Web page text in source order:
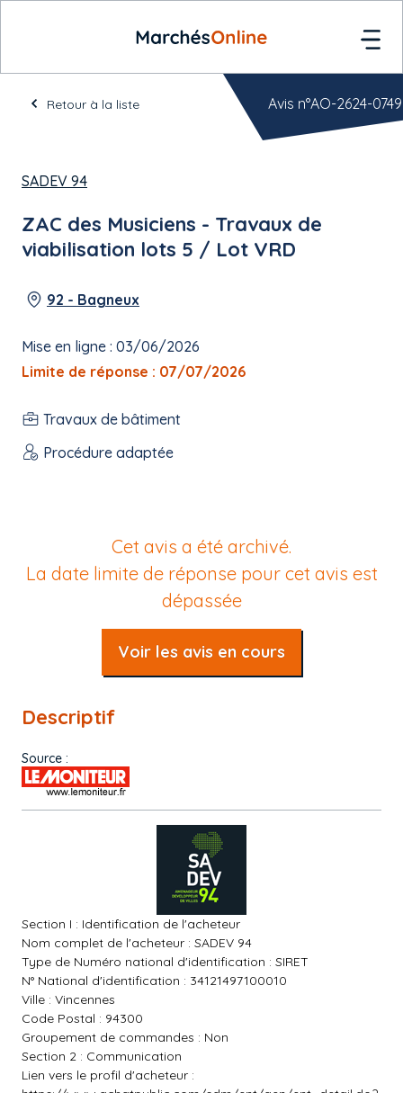
Retour à la liste
SADEV 94
ZAC des Musiciens - Travaux de
viabilisation lots 5 / Lot VRD
92 - Bagneux
Mise en ligne : 03/06/2026
Limite de réponse : 07/07/2026
Travaux de bâtiment
Procédure adaptée
Avis n°AO-2624-0749
Cet avis a été archivé.
La date limite de réponse pour cet avis est
dépassée
Voir les avis en cours
Descriptif
Source :
Section I : Identification de l'acheteur
Nom complet de l'acheteur : SADEV 94
Type de Numéro national d'identification : SIRET
N° National d'identification : 34121497100010
Ville : Vincennes
Code Postal : 94300
Groupement de commandes : Non
Section 2 : Communication
Lien vers le profil d'acheteur :